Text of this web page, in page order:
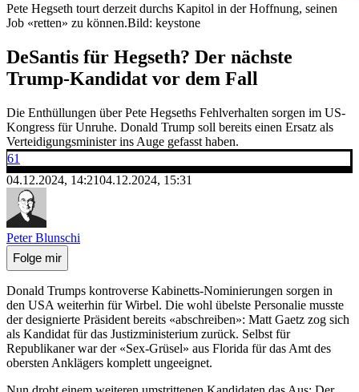
Pete Hegseth tourt derzeit durchs Kapitol in der Hoffnung, seinen
Job «retten» zu können.Bild: keystone
DeSantis für Hegseth? Der nächste
Trump-Kandidat vor dem Fall
Die Enthüllungen über Pete Hegseths Fehlverhalten sorgen im US-
Kongress für Unruhe. Donald Trump soll bereits einen Ersatz als
Verteidigungsminister ins Auge gefasst haben.
61
04.12.2024, 14:2104.12.2024, 15:31
Peter Blunschi
Folge mir
Donald Trumps kontroverse Kabinetts-Nominierungen sorgen in
den USA weiterhin für Wirbel. Die wohl übelste Personalie musste
der designierte Präsident bereits «abschreiben»: Matt Gaetz zog sich
als Kandidat für das Justizministerium zurück. Selbst für
Republikaner war der «Sex-Grüsel» aus Florida für das Amt des
obersten Anklägers komplett ungeeignet.